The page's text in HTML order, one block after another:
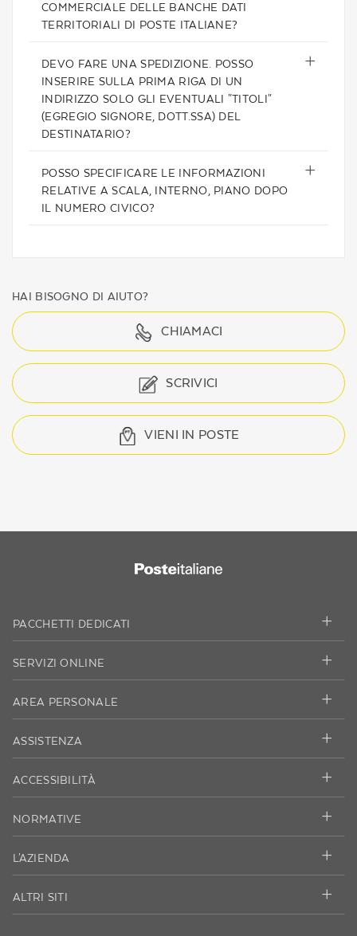
COMMERCIALE DELLE BANCHE DATI
TERRITORIALI DI POSTE ITALIANE?
DEVO FARE UNA SPEDIZIONE. POSSO
INSERIRE SULLA PRIMA RIGA DI UN
INDIRIZZO SOLO GLI EVENTUALI "TITOLI"
(EGREGIO SIGNORE, DOTT.SSA) DEL
DESTINATARIO?
POSSO SPECIFICARE LE INFORMAZIONI
RELATIVE A SCALA, INTERNO, PIANO DOPO
IL NUMERO CIVICO?
HAI BISOGNO DI AIUTO?
CHIAMACI
SCRIVICI
VIENI IN POSTE
PACCHETTI DEDICATI
SERVIZI ONLINE
AREA PERSONALE
ASSISTENZA
ACCESSIBILITÀ
NORMATIVE
L'AZIENDA
ALTRI SITI